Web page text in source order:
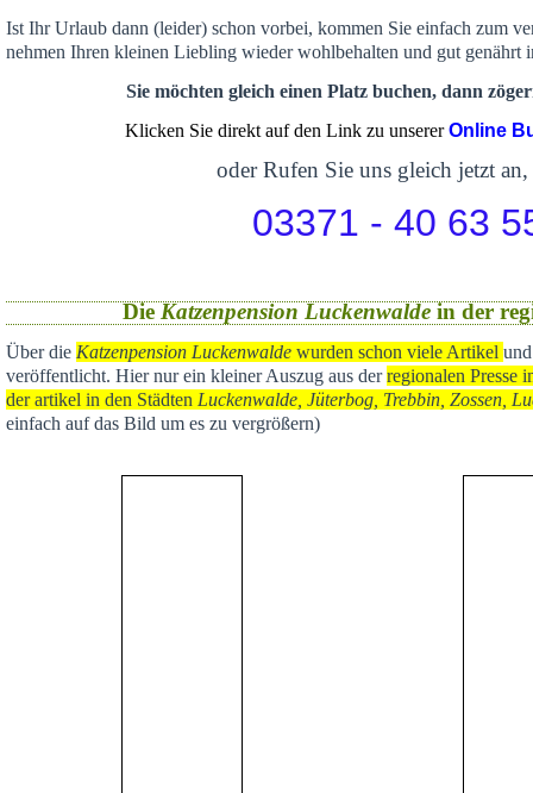
Ist Ihr Urlaub dann (leider) schon vorbei, kommen Sie einfach zum
nehmen Ihren kleinen Liebling wieder wohlbehalten und gut genährt
Sie möchten gleich einen Platz buchen, dann
Klicken Sie direkt auf den Link zu unsererOnline
oder Rufen Sie uns gleich jetzt an,
03371 - 40 63
Die Katzenpension Luckenwaldein der
Über die Katzenpension Luckenwalde wurden schon viele Artikel
veröffentlicht. Hier nur ein kleiner Auszug aus derregionalen Presse
der artikel in den Städten Luckenwalde, Jüterbog, Trebbin, Zossen,
einfach auf das Bild um es zu vergrößern)